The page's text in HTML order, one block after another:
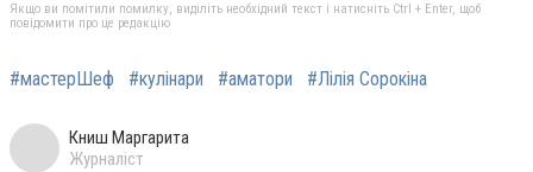
Якщо ви помітили помилку, виділіть необхідний текст і натисніть Ctrl + Enter, щоб
повідомити про це редакцію
#мастерШеф #кулінари #аматори #Лілія Сорокіна
Книш Маргарита
Журналіст